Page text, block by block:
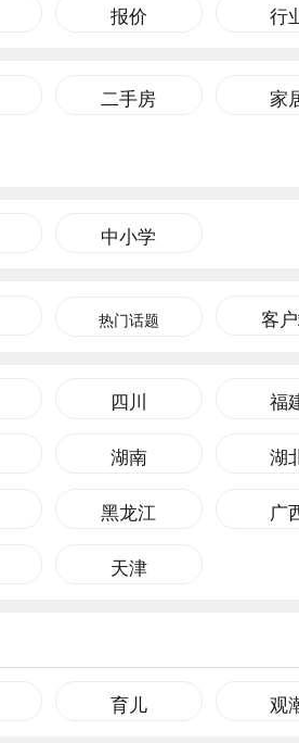
报价 行
二手房 家
中小学
热门话题 客
四川 福
湖南 湖
黑龙江 广
天津
育儿 观